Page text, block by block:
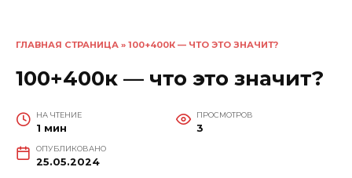
ГЛАВНАЯ СТРАНИЦА » 100+400К — ЧТО ЭТО ЗНАЧИТ?
100+400к — что это значит?
НА ЧТЕНИЕ
1 мин
ПРОСМОТРОВ
3
ОПУБЛИКОВАНО
25.05.2024